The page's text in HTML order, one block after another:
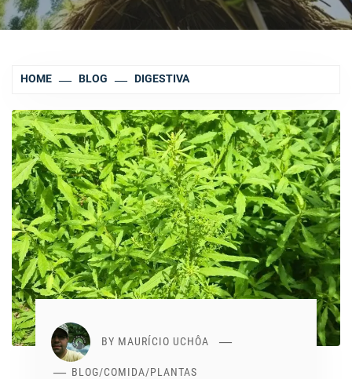
HOME BLOG DIGESTIVA
BY MAURÍCIO UCHÔA
BLOG/COMIDA/PLANTAS